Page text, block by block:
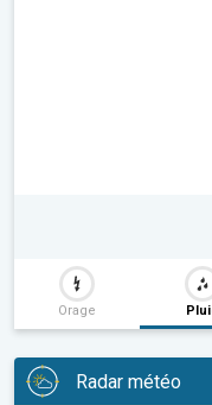
Orage
Radar météo